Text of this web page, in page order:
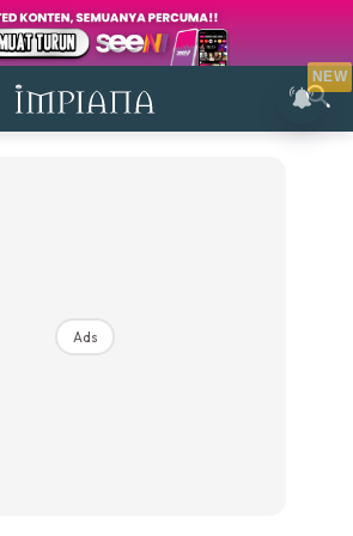
Login|Register
Ads
NEW